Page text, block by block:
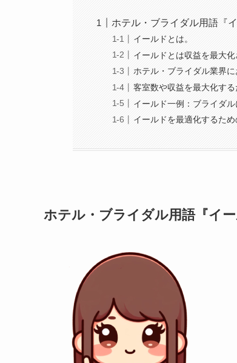
ホテル・ブライダル用語『
イールドとは。
イールドとは収益を最大
ホテル・ブライダル業界
客室数や収益を最大化す
イールド一例：ブライダ
イールドを最適化するた
ホテル・ブライダル用語『イ